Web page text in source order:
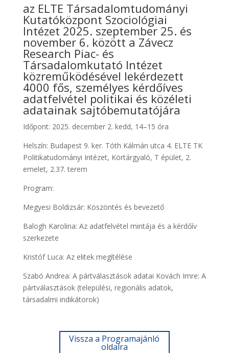
az ELTE Társadalomtudományi
Kutatóközpont Szociológiai
Intézet 2025. szeptember 25. és
november 6. között a Závecz
Research Piac- és
Társadalomkutató Intézet
közreműködésével lekérdezett
4000 fős, személyes kérdőíves
adatfelvétel politikai és közéleti
adatainak sajtóbemutatójára
Időpont: 2025. december 2. kedd, 14–15 óra
Helszín: Budapest 9. ker. Tóth Kálmán utca 4. ELTE TK
Politikatudományi Intézet, Körtárgyaló, T épület, 2.
emelet, 2.37. terem
Program:
Megyesi Boldizsár: Köszöntés és bevezető
Balogh Karolina: Az adatfelvétel mintája és a kérdőív
szerkezete
Kristóf Luca: Az elitek megítélése
Szabó Andrea: A pártválasztások adatai Kovách Imre: A
pártválasztások (települési, regionális adatok,
társadalmi indikátorok)
Vissza a Programajánló
oldalra